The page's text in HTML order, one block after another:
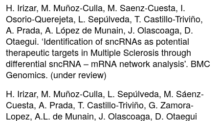
H. Irizar, M. Muñoz-Culla, M. Saenz-Cuesta, I.
Osorio-Querejeta, L. Sepúlveda, T. Castillo-Triviño,
A. Prada, A. López de Munain, J. Olascoaga, D.
Otaegui. ‘Identification of sncRNAs as potential
therapeutic targets in Multiple Sclerosis through
differential sncRNA – mRNA network analysis'. BMC
Genomics. (under review)
H. Irizar, M. Muñoz-Culla, L. Sepúlveda, M. Sáenz-
Cuesta, A. Prada, T. Castillo-Triviño, G. Zamora-
Lopez, A.L. de Munain, J. Olascoaga, D. Otaegui